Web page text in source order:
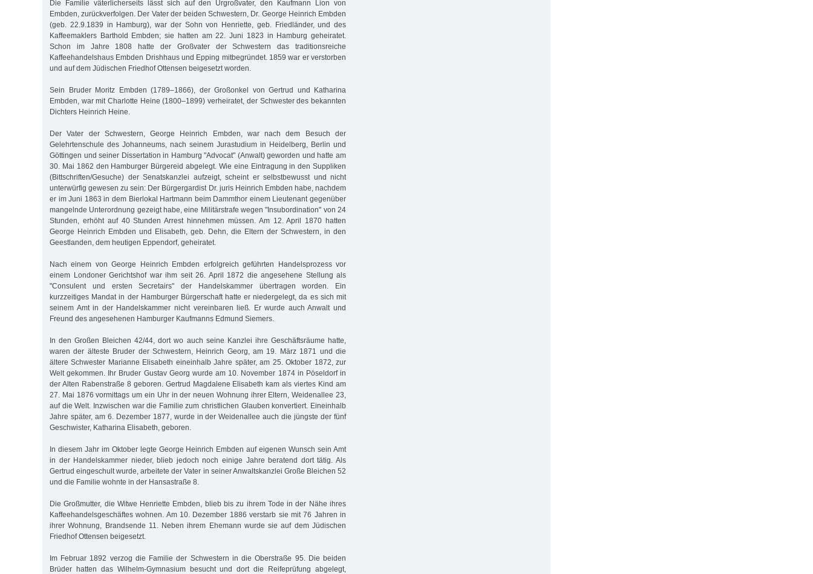
Die Familie väterlicherseits lässt sich auf den Urgroßvater, den Kaufmann Lion von
Embden, zurückverfolgen. Der Vater der beiden Schwestern, Dr. George Heinrich Embden
(geb. 22.9.1839 in Hamburg), war der Sohn von Henriette, geb. Friedländer, und des
Kaffeemaklers Barthold Embden; sie hatten am 22. Juni 1823 in Hamburg geheiratet.
Schon im Jahre 1808 hatte der Großvater der Schwestern das traditionsreiche
Kaffeehandelshaus Embden Drishhaus und Epping mitbegründet. 1859 war er verstorben
und auf dem Jüdischen Friedhof Ottensen beigesetzt worden.
Sein Bruder Moritz Embden (1789–1866), der Großonkel von Gertrud und Katharina
Embden, war mit Charlotte Heine (1800–1899) verheiratet, der Schwester des bekannten
Dichters Heinrich Heine.
Der Vater der Schwestern, George Heinrich Embden, war nach dem Besuch der
Gelehrtenschule des Johanneums, nach seinem Jurastudium in Heidelberg, Berlin und
Göttingen und seiner Dissertation in Hamburg "Advocat" (Anwalt) geworden und hatte am
30. Mai 1862 den Hamburger Bürgereid abgelegt. Wie eine Eintragung in den Suppliken
(Bittschriften/Gesuche) der Senatskanzlei aufzeigt, scheint er selbstbewusst und nicht
unterwürfig gewesen zu sein: Der Bürgergardist Dr. juris Heinrich Embden habe, nachdem
er im Juni 1863 in dem Bierlokal Hartmann beim Dammthor einem Lieutenant gegenüber
mangelnde Unterordnung gezeigt habe, eine Militärstrafe wegen "Insubordination" von 24
Stunden, erhöht auf 40 Stunden Arrest hinnehmen müssen. Am 12. April 1870 hatten
George Heinrich Embden und Elisabeth, geb. Dehn, die Eltern der Schwestern, in den
Geestlanden, dem heutigen Eppendorf, geheiratet.
Nach einem von George Heinrich Embden erfolgreich geführten Handelsprozess vor
einem Londoner Gerichtshof war ihm seit 26. April 1872 die angesehene Stellung als
"Consulent und ersten Secretairs" der Handelskammer übertragen worden. Ein
kurzzeitiges Mandat in der Hamburger Bürgerschaft hatte er niedergelegt, da es sich mit
seinem Amt in der Handelskammer nicht vereinbaren ließ. Er wurde auch Anwalt und
Freund des angesehenen Hamburger Kaufmanns Edmund Siemers.
In den Großen Bleichen 42/44, dort wo auch seine Kanzlei ihre Geschäftsräume hatte,
waren der älteste Bruder der Schwestern, Heinrich Georg, am 19. März 1871 und die
ältere Schwester Marianne Elisabeth eineinhalb Jahre später, am 25. Oktober 1872, zur
Welt gekommen. Ihr Bruder Gustav Georg wurde am 10. November 1874 in Pöseldorf in
der Alten Rabenstraße 8 geboren. Gertrud Magdalene Elisabeth kam als viertes Kind am
27. Mai 1876 vormittags um ein Uhr in der neuen Wohnung ihrer Eltern, Weidenallee 23,
auf die Welt. Inzwischen war die Familie zum christlichen Glauben konvertiert. Eineinhalb
Jahre später, am 6. Dezember 1877, wurde in der Weidenallee auch die jüngste der fünf
Geschwister, Katharina Elisabeth, geboren.
In diesem Jahr im Oktober legte George Heinrich Embden auf eigenen Wunsch sein Amt
in der Handelskammer nieder, blieb jedoch noch einige Jahre beratend dort tätig. Als
Gertrud eingeschult wurde, arbeitete der Vater in seiner Anwaltskanzlei Große Bleichen 52
und die Familie wohnte in der Hansastraße 8.
Die Großmutter, die Witwe Henriette Embden, blieb bis zu ihrem Tode in der Nähe ihres
Kaffeehandelsgeschäftes wohnen. Am 10. Dezember 1886 verstarb sie mit 76 Jahren in
ihrer Wohnung, Brandsende 11. Neben ihrem Ehemann wurde sie auf dem Jüdischen
Friedhof Ottensen beigesetzt.
Im Februar 1892 verzog die Familie der Schwestern in die Oberstraße 95. Die beiden
Brüder hatten das Wilhelm-Gymnasium besucht und dort die Reifeprüfung abgelegt,